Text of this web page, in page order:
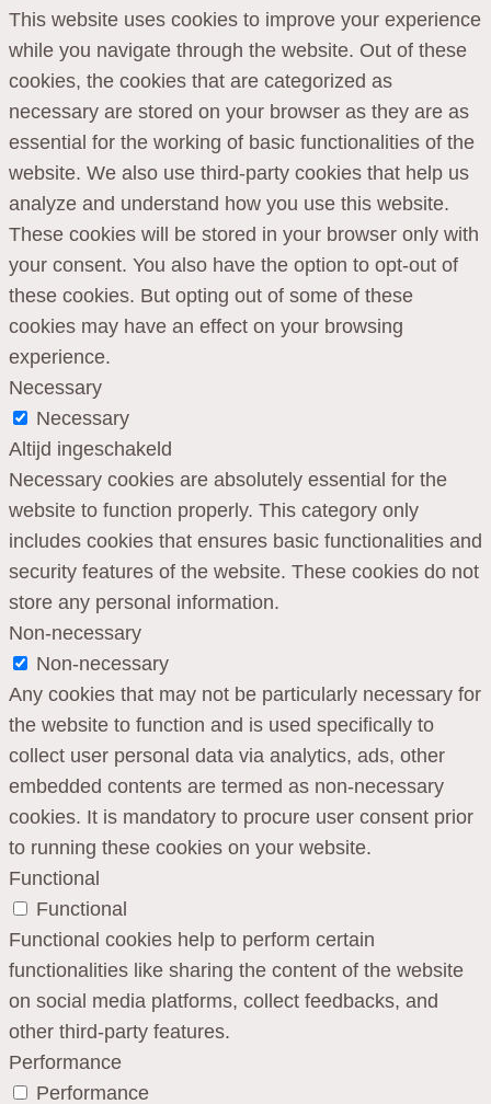
This website uses cookies to improve your experience
while you navigate through the website. Out of these
cookies, the cookies that are categorized as
necessary are stored on your browser as they are as
essential for the working of basic functionalities of the
website. We also use third-party cookies that help us
analyze and understand how you use this website.
These cookies will be stored in your browser only with
your consent. You also have the option to opt-out of
these cookies. But opting out of some of these
cookies may have an effect on your browsing
experience.
Necessary
Necessary
Altijd ingeschakeld
Necessary cookies are absolutely essential for the
website to function properly. This category only
includes cookies that ensures basic functionalities and
security features of the website. These cookies do not
store any personal information.
Non-necessary
Non-necessary
Any cookies that may not be particularly necessary for
the website to function and is used specifically to
collect user personal data via analytics, ads, other
embedded contents are termed as non-necessary
cookies. It is mandatory to procure user consent prior
to running these cookies on your website.
Functional
Functional
Functional cookies help to perform certain
functionalities like sharing the content of the website
on social media platforms, collect feedbacks, and
other third-party features.
Performance
Performance